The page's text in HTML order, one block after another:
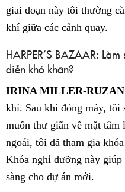
giai đoạn này tôi thường
khí giữa các cảnh quay.
HARPER’S BAZAAR:
diễn khó khăn?
IRINA MILLER-
khí. Sau khi đóng máy, tôi
muốn thư giãn về mặt
ngoái, tôi đã tham gia
Khóa nghỉ dưỡng này
sàng cho dự án mới.